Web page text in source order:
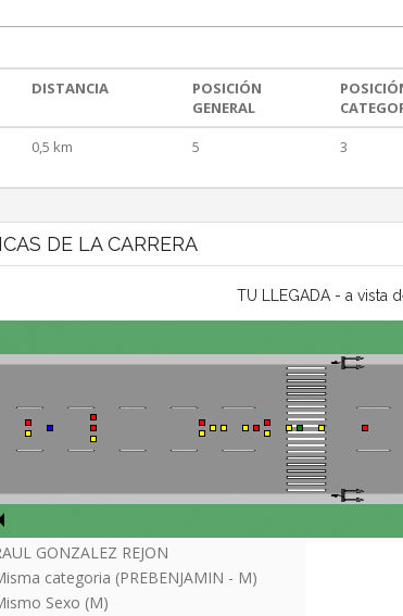
DISTANCIA
POSICIÓN
GENERAL
0,5 km 5 3
DE LA CARRERA
TU LLEGADA - a vista
GONZALEZ REJON
categoria (PREBENJAMIN - M)
Sexo (M)